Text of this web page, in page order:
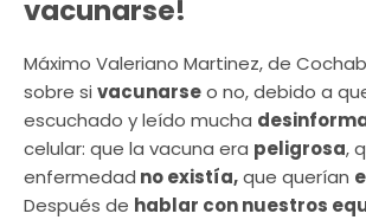
vacunarse!
Máximo Valeriano Martinez, de
sobre si vacunarseo no, debido a
escuchado y leído mucha
celular: que la vacuna era peligrosa,
enfermedad no existía,que querían
Después de hablar con nuestros